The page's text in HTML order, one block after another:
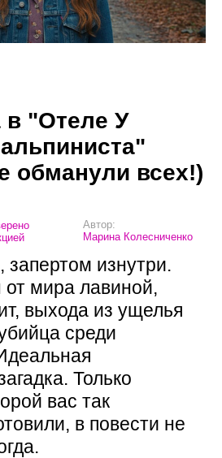
в "Отеле У
обманули всех!)
Автор:
Марина Колесниченко
запертом изнутри.
от мира лавиной,
выхода из ущелья
среди
Только
вас так
в повести не